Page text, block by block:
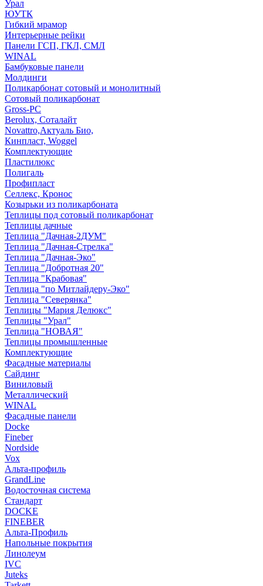
Урал
ЮУТК
Гибкий мрамор
Интерьерные рейки
Панели ГСП, ГКЛ, СМЛ
WINAL
Бамбуковые панели
Молдинги
Поликарбонат сотовый и монолитный
Сотовый поликарбонат
Gross-PC
Berolux, Соталайт
Novattro,Актуаль Био,
Кинпласт, Woggel
Комплектующие
Пластилюкс
Полигаль
Профипласт
Селлекс, Кронос
Козырьки из поликарбоната
Теплицы под сотовый поликарбонат
Теплицы дачные
Теплица "Дачная-2ДУМ"
Теплица "Дачная-Стрелка"
Теплица "Дачная-Эко"
Теплица "Добротная 20"
Теплица "Крабовая"
Теплица "по Митлайдеру-Эко"
Теплица "Северянка"
Теплицы "Мария Делюкс"
Теплицы "Урал"
Теплица "НОВАЯ"
Теплицы промышленные
Комплектующие
Фасадные материалы
Сайдинг
Виниловый
Металлический
WINAL
Фасадные панели
Docke
Fineber
Nordside
Vox
Альта-профиль
GrandLine
Водосточная система
Стандарт
DOCKE
FINEBER
Альта-Профиль
Напольные покрытия
Линолеум
IVC
Juteks